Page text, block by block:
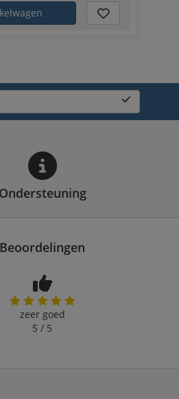
Ondersteuning
Beoordelingen
zeer goed
5 / 5